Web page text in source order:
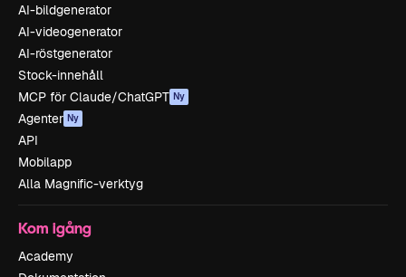
AI-bildgenerator
AI-videogenerator
AI-röstgenerator
Stock-innehåll
MCP för Claude/ChatGPT Ny
Agenter Ny
API
Mobilapp
Alla Magnific-verktyg
Kom igång
Academy